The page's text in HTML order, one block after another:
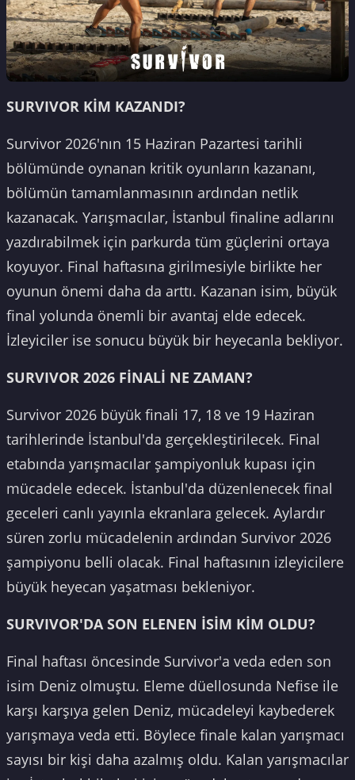
SURVIVOR KİM KAZANDI?
Survivor 2026'nın 15 Haziran Pazartesi tarihli
bölümünde oynanan kritik oyunların kazananı,
bölümün tamamlanmasının ardından netlik
kazanacak. Yarışmacılar, İstanbul finaline adlarını
yazdırabilmek için parkurda tüm güçlerini ortaya
koyuyor. Final haftasına girilmesiyle birlikte her
oyunun önemi daha da arttı. Kazanan isim, büyük
final yolunda önemli bir avantaj elde edecek.
İzleyiciler ise sonucu büyük bir heyecanla bekliyor.
SURVIVOR 2026 FİNALİ NE ZAMAN?
Survivor 2026 büyük finali 17, 18 ve 19 Haziran
tarihlerinde İstanbul'da gerçekleştirilecek. Final
etabında yarışmacılar şampiyonluk kupası için
mücadele edecek. İstanbul'da düzenlenecek final
geceleri canlı yayınla ekranlara gelecek. Aylardır
süren zorlu mücadelenin ardından Survivor 2026
şampiyonu belli olacak. Final haftasının izleyicilere
büyük heyecan yaşatması bekleniyor.
SURVIVOR'DA SON ELENEN İSİM KİM OLDU?
Final haftası öncesinde Survivor'a veda eden son
isim Deniz olmuştu. Eleme düellosunda Nefise ile
karşı karşıya gelen Deniz, mücadeleyi kaybederek
yarışmaya veda etti. Böylece finale kalan yarışmacı
sayısı bir kişi daha azalmış oldu. Kalan yarışmacılar